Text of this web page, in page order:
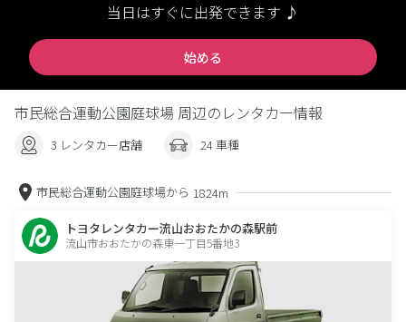
当日はすぐに出発できます ♪
始める
市民総合運動公園庭球場 周辺のレンタカー情報
3 レンタカー店舗 24 車種
市民総合運動公園庭球場から 1824m
トヨタレンタカー流山おおたかの森駅前
流山市おおたかの森東一丁目5番地3